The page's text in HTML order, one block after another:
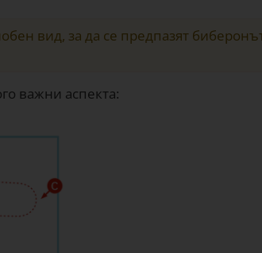
вид, за да се предпазят
важни аспекта: